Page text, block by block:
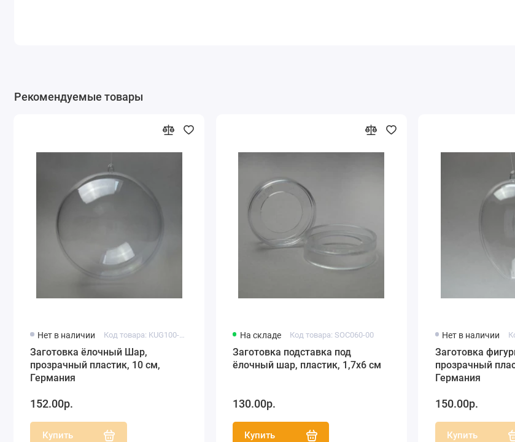
Рекомендуемые товары
Нет в наличии Код товара: KUG100-00
Заготовка ёлочный Шар,
прозрачный пластик, 10 см,
Германия
152.00р.
Купить
На складе Код товара: SOC060-00
Заготовка подставка под
ёлочный шар, пластик, 1,7х6 см
130.00р.
Купить
Нет в наличии
Заготовка
прозрачный
Германия
150.00р.
Купить